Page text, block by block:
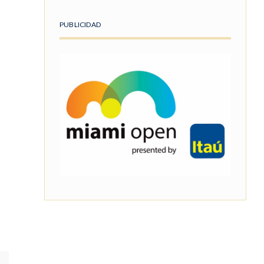
PUBLICIDAD